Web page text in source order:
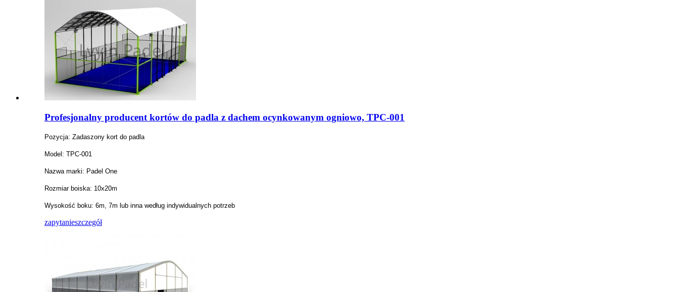
Profesjonalny producent kortów do padla z dachem ocynkowanym ogniowo, TPC-001
Pozycja: Zadaszony kort do padla
Model: TPC-001
Nazwa marki: Padel One
Rozmiar boiska: 10x20m
Wysokość boku: 6m, 7m lub inna według indywidualnych potrzeb
zapytanieszczegół